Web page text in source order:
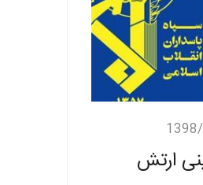
ادامه مطلب
ارتش